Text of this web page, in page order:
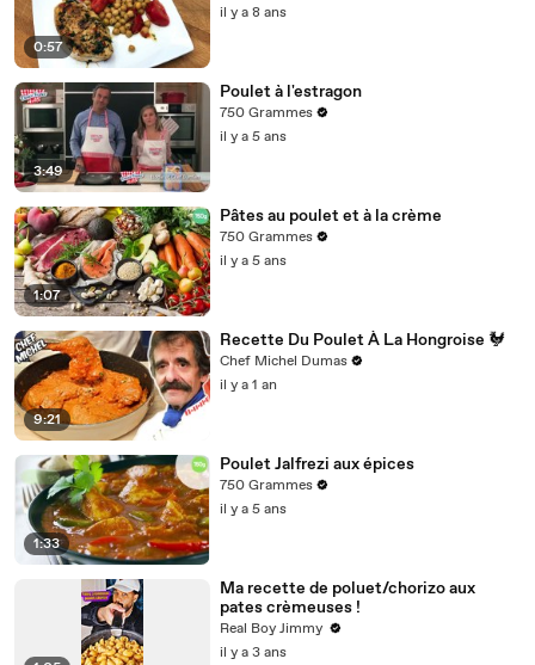
0:57
il y a 8 ans
3:49
Poulet à l'estragon
750 Grammes
il y a 5 ans
1:07
Pâtes au poulet et à la crème
750 Grammes
il y a 5 ans
9:21
Recette Du Poulet À La Hongroise 🐓
Chef Michel Dumas
il y a 1 an
1:33
Poulet Jalfrezi aux épices
750 Grammes
il y a 5 ans
Ma recette de poluet/chorizo aux
pates crèmeuses ! ‍
Real Boy Jimmy ‍
il y a 3 ans